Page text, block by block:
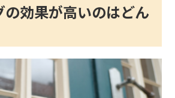
の効果が高いのはどん